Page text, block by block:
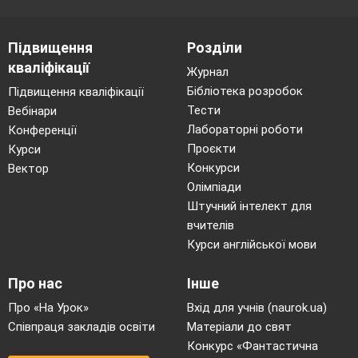
);2)
8. Розв’язати рівняння:
9.
На виконання однієї справи працівник офісу
планував витратити
год., але працював
год. менше. На роботу над
іншою справою він витратив на 1
год.
більше, ніж на роботу з першою справою. Який
час витратив працівник офісу на15
Підвищення
кваліфікації
Підвищення кваліфікації
Вебінари
Конференції
Курси
Вектор
Розділи
Журнал
Бібліотека розробок
Тести
Лабораторні роботи
Проєкти
Конкурси
Олімпіади
Штучний інтелект для
вчителів
Курси англійської мови
Про нас
Про «На Урок»
Співпраця закладів освіти
Інше
Вхід для учнів (naurok.ua)
Матеріали до свят
Конкурс «Фантастична